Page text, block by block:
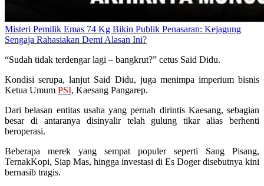
Misteri Pemilik Emas 74 Kg Bikin Publik Penasaran: Kejagung
Sengaja Rahasiakan Demi Alasan Ini?
“Sudah tidak terdengar lagi – bangkrut?” cetus Said Didu.
Kondisi serupa, lanjut Said Didu, juga menimpa imperium bisnis
Ketua Umum PSI, Kaesang Pangarep.
Dari belasan entitas usaha yang pernah dirintis Kaesang, sebagian
besar di antaranya disinyalir telah gulung tikar alias berhenti
beroperasi.
Beberapa merek yang sempat populer seperti Sang Pisang,
TernakKopi, Siap Mas, hingga investasi di Es Doger disebutnya kini
bernasib tragis.